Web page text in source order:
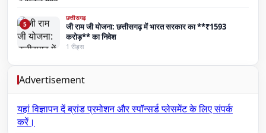
5
छत्तीसगढ़
जी राम जी योजना: छत्तीसगढ़ में भारत सरकार का **₹1593
करोड़** का निवेश
1 रीड्स
Advertisement
यहां विज्ञापन देंब्रांड प्रमोशन और स्पॉन्सर्ड प्लेसमेंट के लिए संपर्क
करें।